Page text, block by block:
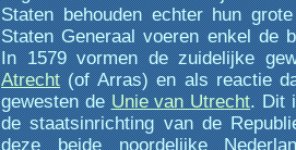
Staten behouden echter hun
Staten Generaal voeren enkel de
In 1579 vormen de zuidelijke
Atrecht(of Arras) en als reactie
gewesten deUnie van Utrecht. Dit
de staatsinrichting van de
deze beide noordelijke